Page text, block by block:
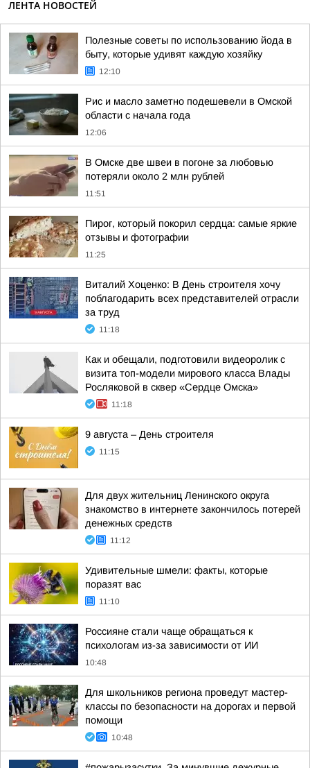
ЛЕНТА НОВОСТЕЙ
Полезные советы по использованию йода в
быту, которые удивят каждую хозяйку
12:10
Рис и масло заметно подешевели в Омской
области с начала года
12:06
В Омске две швеи в погоне за любовью
потеряли около 2 млн рублей
11:51
Пирог, который покорил сердца: самые яркие
отзывы и фотографии
11:25
Виталий Хоценко: В День строителя хочу
поблагодарить всех представителей отрасли
за труд
11:18
Как и обещали, подготовили видеоролик с
визита топ-модели мирового класса Влады
Росляковой в сквер «Сердце Омска»
11:18
9 августа – День строителя
11:15
Для двух жительниц Ленинского округа
знакомство в интернете закончилось потерей
денежных средств
11:12
Удивительные шмели: факты, которые
поразят вас
11:10
Россияне стали чаще обращаться к
психологам из-за зависимости от ИИ
10:48
Для школьников региона проведут мастер-
классы по безопасности на дорогах и первой
помощи
10:48